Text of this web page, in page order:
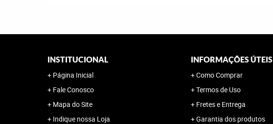
INSTITUCIONAL
Página Inicial
Fale Conosco
Mapa do Site
Indique nossa Loja
INFORMAÇÕES ÚTEIS
Como Comprar
Termos de Uso
Fretes e Entrega
Garantia dos produtos